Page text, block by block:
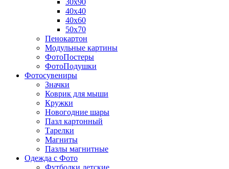
40х40
40х60
50х70
Пенокартон
Модульные картины
ФотоПостеры
ФотоПодушки
Фотоcувениры
Значки
Коврик для мыши
Кружки
Новогодние шары
Пазл картонный
Тарелки
Магниты
Пазлы магнитные
Одежда с Фото
Футболки детские